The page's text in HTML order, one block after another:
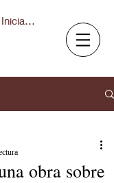
Iniciar sesión
obra sobre